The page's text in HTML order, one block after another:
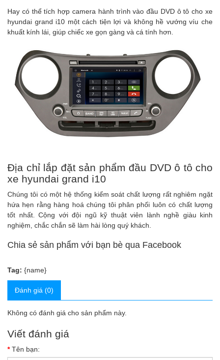
Hay có thể tích hợp camera hành trình vào đầu DVD ô tô cho xe
hyundai grand i10 một cách tiện lợi và không hề vướng víu che
khuất kính lái, giúp chiếc xe gọn gàng và cá tính hơn.
Địa chỉ lắp đặt sản phẩm đầu DVD ô tô cho
xe hyundai grand i10
Chúng tôi có một hệ thống kiểm soát chất lượng rất nghiêm ngặt
hứa hẹn rằng hàng hoá chúng tôi phân phối luôn có chất lượng
tốt nhất. Cộng với đội ngũ kỹ thuật viên lành nghề giàu kinh
nghiệm, chắc chắn sẽ làm hài lòng quý khách.
Chia sẻ sản phẩm với bạn bè qua Facebook
Tag: {name}
Đánh giá (0)
Không có đánh giá cho sản phẩm này.
Viết đánh giá
Tên bạn: